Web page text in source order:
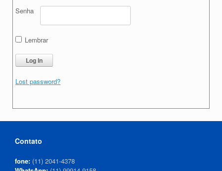
Senha
Lembrar
Lost password?
Contato
fone: (11) 2041-4378